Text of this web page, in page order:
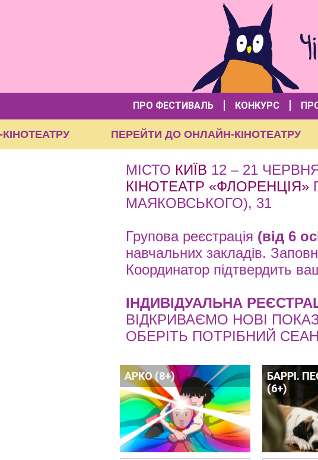
ПРО ФЕСТИВАЛЬ КОНКУРС
КІНОТЕАТРУ ПЕРЕЙТИ ДО ОНЛАЙН-КІНОТЕАТРУ
МІСТО КИЇВ 12 – 21
КІНОТЕАТР «ФЛОРЕНЦІЯ»
МАЯКОВСЬКОГО), 31
Групова реєстрація (від 6
навчальних закладів.
Координатор підтвердить
ІНДИВІДУАЛЬНА
ВІДКРИВАЄМО НОВІ
ОБЕРІТЬ ПОТРІБНИЙ
АРКО (8+)
БАРРІ.
(6+)